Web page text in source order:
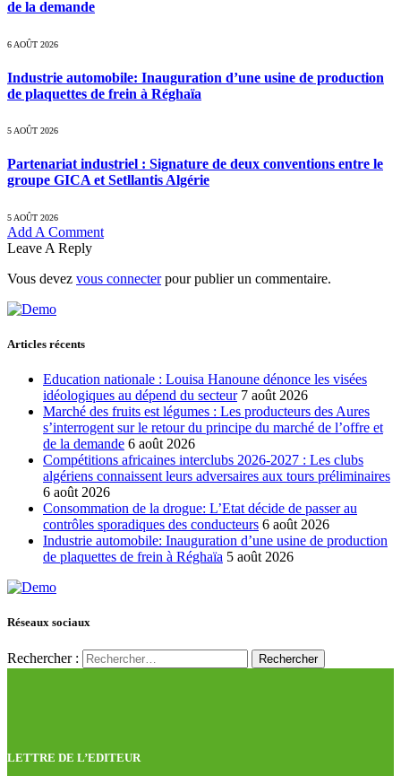
de la demande
6 AOÛT 2026
Industrie automobile: Inauguration d’une usine de production
de plaquettes de frein à Réghaïa
5 AOÛT 2026
Partenariat industriel : Signature de deux conventions entre le
groupe GICA et Setllantis Algérie
5 AOÛT 2026
Add A Comment
Leave A Reply
Vous devez vous connecterpour publier un commentaire.
Articles récents
Education nationale : Louisa Hanoune dénonce les visées
idéologiques au dépend du secteur 7 août 2026
Marché des fruits est légumes : Les producteurs des Aures
s’interrogent sur le retour du principe du marché de l’offre et
de la demande 6 août 2026
Compétitions africaines interclubs 2026-2027 : Les clubs
algériens connaissent leurs adversaires aux tours préliminaires
6 août 2026
Consommation de la drogue: L’Etat décide de passer au
contrôles sporadiques des conducteurs 6 août 2026
Industrie automobile: Inauguration d’une usine de production
de plaquettes de frein à Réghaïa 5 août 2026
Réseaux sociaux
Rechercher :
LETTRE DE L’EDITEUR